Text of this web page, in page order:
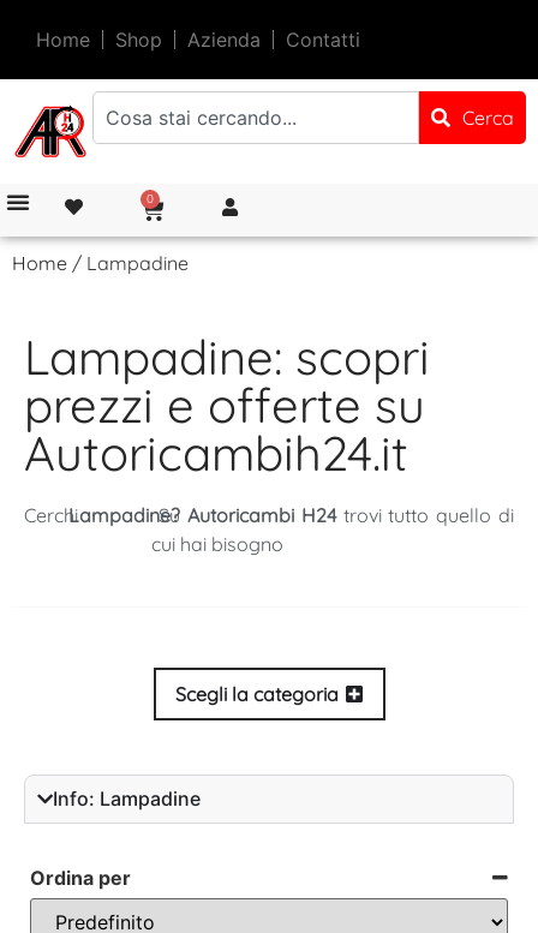
Home Shop Azienda Contatti
Cerca
0
Home / Lampadine
Lampadine: scopri
prezzi e offerte su
Autoricambih24.it
CerchiLampadine?
Su Autoricambi H24trovi tutto quello di
cui hai bisogno
Scegli la categoria
Info: Lampadine
Ordina per
Sort Products